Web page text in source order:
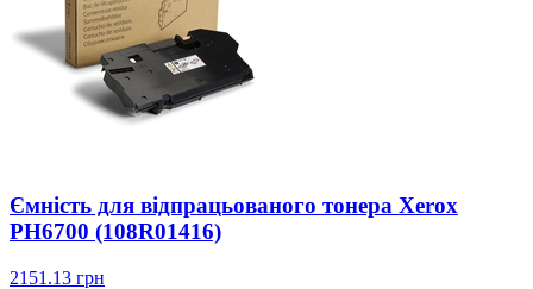
Ємність для відпрацьованого тонера Xerox
PH6700 (108R01416)
2151.13 грн